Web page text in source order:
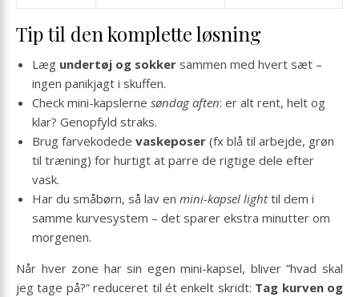
Tip til den komplette løsning
Læg undertøj og sokker sammen med hvert sæt –
ingen panikjagt i skuffen.
Check mini-kapslerne søndag aften: er alt rent, helt og
klar? Genopfyld straks.
Brug farvekodede vaskeposer (fx blå til arbejde, grøn
til træning) for hurtigt at parre de rigtige dele efter
vask.
Har du småbørn, så lav en mini-kapsel lighttil dem i
samme kurvesystem – det sparer ekstra minutter om
morgenen.
Når hver zone har sin egen mini-kapsel, bliver ”hvad skal
jeg tage på?” reduceret til ét enkelt skridt: Tag kurven og